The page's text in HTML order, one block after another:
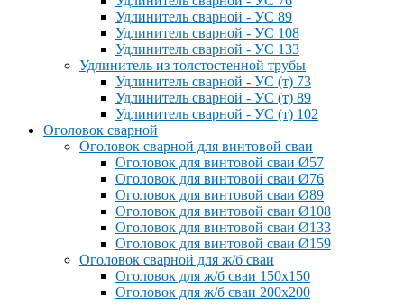
Удлинитель сварной - УС 89
Удлинитель сварной - УС 108
Удлинитель сварной - УС 133
Удлинитель из толстостенной трубы
Удлинитель сварной - УС (т) 73
Удлинитель сварной - УС (т) 89
Удлинитель сварной - УС (т) 102
Оголовок сварной
Оголовок сварной для винтовой сваи
Оголовок для винтовой сваи Ø57
Оголовок для винтовой сваи Ø76
Оголовок для винтовой сваи Ø89
Оголовок для винтовой сваи Ø108
Оголовок для винтовой сваи Ø133
Оголовок для винтовой сваи Ø159
Оголовок сварной для ж/б сваи
Оголовок для ж/б сваи 150x150
Оголовок для ж/б сваи 200x200